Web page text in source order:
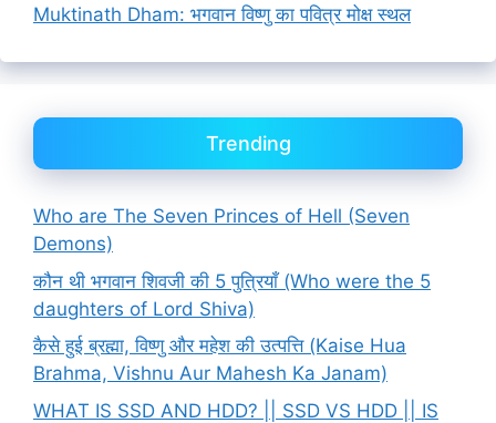
Muktinath Dham: भगवान विष्णु का पवित्र मोक्ष स्थल
Trending
Who are The Seven Princes of Hell (Seven
Demons)
कौन थी भगवान शिवजी की 5 पुत्रियाँ (Who were the 5
daughters of Lord Shiva)
कैसे हुई ब्रह्मा, विष्णु और महेश की उत्पत्ति (Kaise Hua
Brahma, Vishnu Aur Mahesh Ka Janam)
WHAT IS SSD AND HDD? || SSD VS HDD || IS